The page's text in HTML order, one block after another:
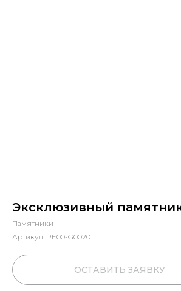
Эксклюзивный
Памятники
Артикул: PE00-G0020
ОСТАВИТЬ ЗАЯВКУ